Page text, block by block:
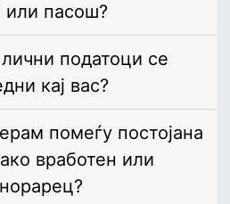
или пасош?
податоци се
кај вас?
помеѓу постојана
вработен или